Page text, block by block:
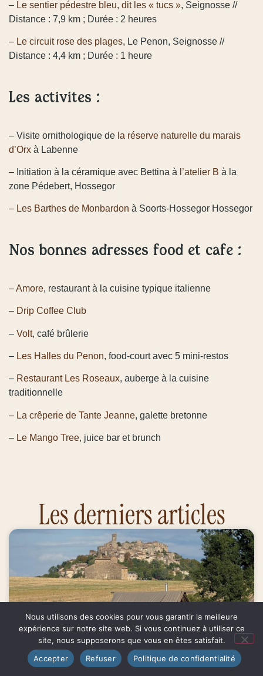
– Le sentier pédestre bleu, dit les « tucs », Seignosse //
Distance : 7,9 km ; Durée : 2 heures
– Le circuit rose des plages, Le Penon, Seignosse //
Distance : 4,4 km ; Durée : 1 heure
Les activités :
– Visite ornithologique de la réserve naturelle du marais
d’Orx à Labenne
– Initiation à la céramique avec Bettina à l’atelier B à la
zone Pédebert, Hossegor
– Les Barthes de Monbardon à Soorts-Hossegor Hossegor
Nos bonnes adresses food et café :
–Amore, restaurant à la cuisine typique italienne
– Drip Coffee Club
– Volt, café brûlerie
– Les Halles du Penon, food-court avec 5 mini-restos
– Restaurant Les Roseaux, auberge à la cuisine
traditionnelle
– La crêperie de Tante Jeanne, galette bretonne
– Le Mango Tree, juice bar et brunch
Les derniers articles
Nous utilisons des cookies pour vous garantir la meilleure
expérience sur notre site web. Si vous continuez à utiliser ce
site, nous supposerons que vous en êtes satisfait.
Accepter
Refuser Politique de confidentialité